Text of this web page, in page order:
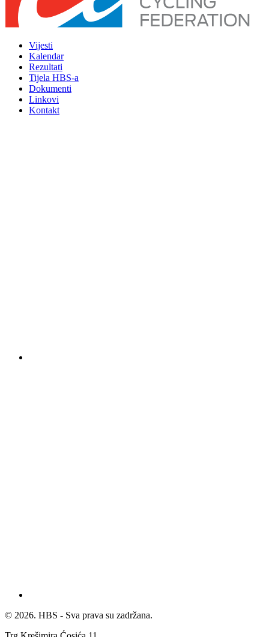
Vijesti
Kalendar
Rezultati
Tijela HBS-a
Dokumenti
Linkovi
Kontakt
© 2026. HBS - Sva prava su zadržana.